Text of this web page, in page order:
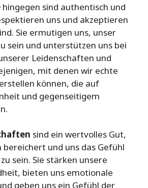
hingegen sind authentisch und
uns und akzeptieren
Sie ermutigen uns, unser
sein und unterstützen uns bei
Leidenschaften und
mit denen wir echte
können, die auf
und gegenseitigem
sind ein wertvolles Gut,
bereichert und uns das Gefühl
sein. Sie stärken unsere
bieten uns emotionale
geben uns ein Gefühl der